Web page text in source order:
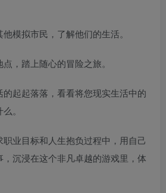
模拟市民，了解他们的生活。
，踏上随心的冒险之旅。
起起落落，看看将您现实生活中的
。
业目标和人生抱负过程中，用自己
沉浸在这个非凡卓越的游戏里，体